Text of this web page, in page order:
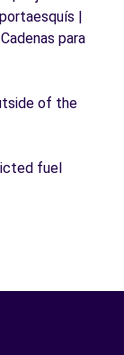
|
para
of the
fuel